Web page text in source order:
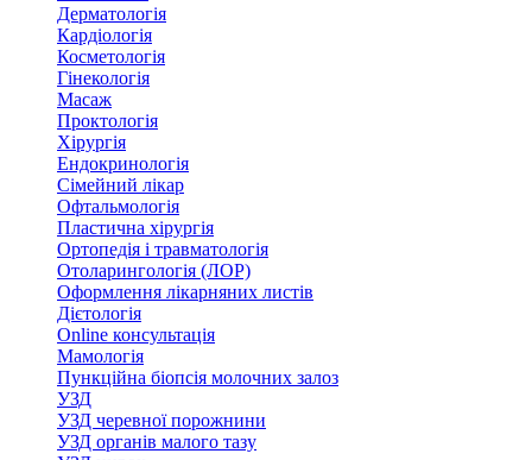
Дерматологія
Кардіологія
Косметологія
Гінекологія
Масаж
Проктологія
Хірургія
Ендокринологія
Сімейний лікар
Офтальмологія
Пластична хірургія
Ортопедія і травматологія
Отоларингологія (ЛОР)
Оформлення лікарняних листів
Дієтологія
Online консультація
Мамологія
Пункційна біопсія молочних залоз
УЗД
УЗД черевної порожнини
УЗД органів малого тазу